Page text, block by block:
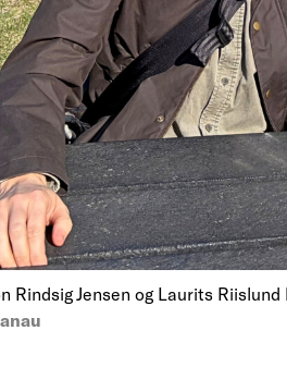
Rindsig Jensen og Laurits